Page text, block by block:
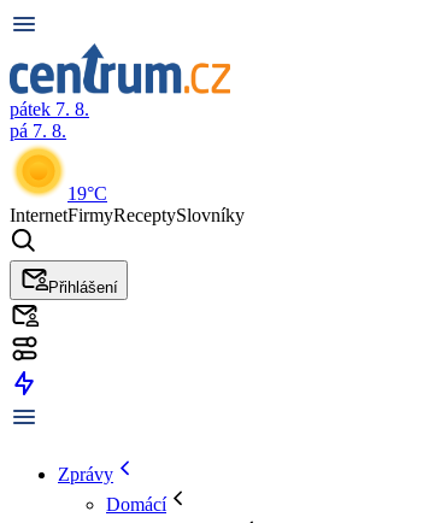
pátek 7. 8.
pá 7. 8.
19°C
InternetFirmyReceptySlovníky
Přihlášení
Zprávy
Domácí